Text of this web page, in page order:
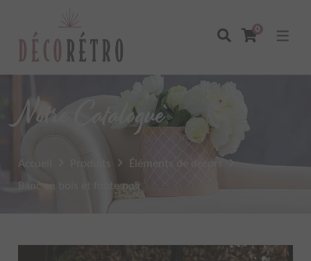
0
Notre Catalogue
Accueil Produits
Éléments de décors
Banc en bois et fonte noir